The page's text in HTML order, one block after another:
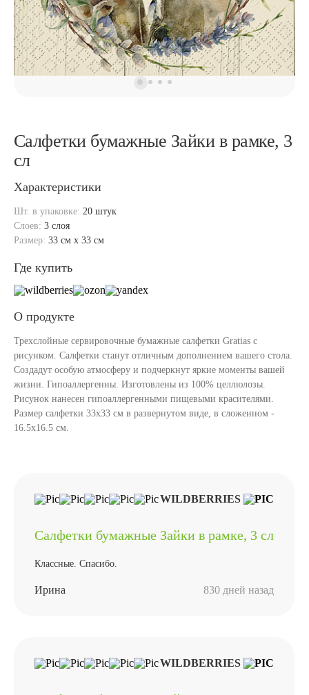
Салфетки бумажные Зайки в рамке, 3
сл
Характеристики
Шт. в упаковке: 20 штук
Слоев: 3 слоя
Размер: 33 см x 33 см
Где купить
О продукте
Трехслойные сервировочные бумажные салфетки Gratias с
рисунком. Салфетки станут отличным дополнением вашего стола.
Создадут особую атмосферу и подчеркнут яркие моменты вашей
жизни. Гипоаллергенны. Изготовлены из 100% целлюлозы.
Рисунок нанесен гипоаллергенными пищевыми красителями.
Размер салфетки 33х33 см в развернутом виде, в сложенном -
16.5х16.5 см.
WILDBERRIES
Салфетки бумажные Зайки в рамке, 3 сл
Классные. Спасибо.
Ирина 830 дней назад
WILDBERRIES